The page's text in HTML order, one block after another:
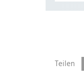
Teilen